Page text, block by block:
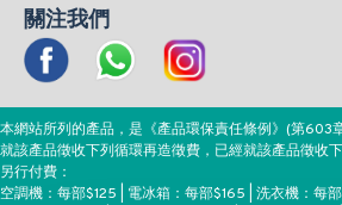
關注我們
本網站所列的產品，是《產品環保責任條例》(第603
就該產品徵收下列循環再造徵費，已經就該產品徵收
另行付費：
空調機：每部$125 | 電冰箱：每部$165 | 洗衣機：每